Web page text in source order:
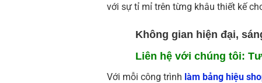
với sự tỉ mỉ trên từng khâu thiết kế
Không gian hiện đại,
Liên hệ với chúng tôi:
Với mỗi công trình làm bảng hiệu